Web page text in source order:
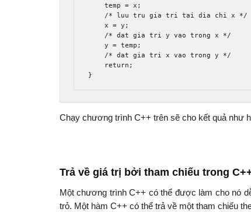
    temp
= x ;
/* luu tru gia tri tai dia chi x */
    x
= y ;
/* dat gia tri y vao trong x */
    y
= temp ;
/* dat gia tri x vao trong y */
return ;
}
Chạy chương trình C++ trên sẽ cho kết quả như
Trả về giá trị bởi tham chiếu trong
Một chương trình C++ có thể được làm cho nó
trỏ. Một hàm C++ có thể trả về một tham chiếu